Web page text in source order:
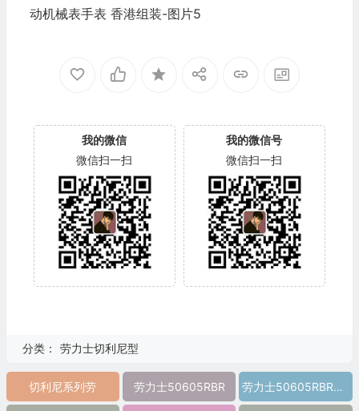
我的微信
微信扫一扫
我的微信号
微信扫一扫
分类： 劳力士切利尼型
切利尼系列劳 劳力士50605RBR 劳力士50605RBR图片